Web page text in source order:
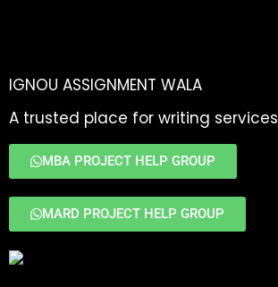
IGNOU ASSIGNMENT WALA
A trusted place for writing services
MBA PROJECT HELP GROUP
MARD PROJECT HELP GROUP